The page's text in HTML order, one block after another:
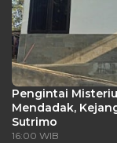
Pengintai
Mendadak,
Sutrimo
16:00 WIB